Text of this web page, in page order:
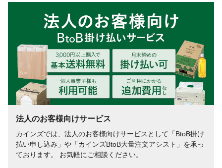
法人のお客様向けサービス
カインズでは、法人のお客様向けサービスとして「BtoB掛け
払い申し込み」や「カインズBtoB大量注文アシスト」を承っ
ております。 お気軽にご相談ください。